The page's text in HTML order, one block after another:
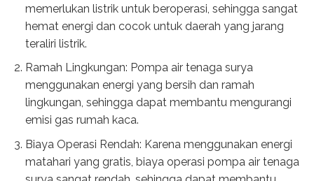
memerlukan listrik untuk beroperasi, sehingga sangat
hemat energi dan cocok untuk daerah yang jarang
teraliri listrik.
Ramah Lingkungan: Pompa air tenaga surya
menggunakan energi yang bersih dan ramah
lingkungan, sehingga dapat membantu mengurangi
emisi gas rumah kaca.
Biaya Operasi Rendah: Karena menggunakan energi
matahari yang gratis, biaya operasi pompa air tenaga